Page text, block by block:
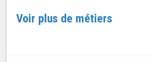
Voir plus de métiers